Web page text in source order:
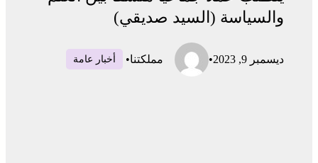
والسياسة (السيد صديقي)
ديسمبر 9, 2023 • مملكتنا• أخبار عامة